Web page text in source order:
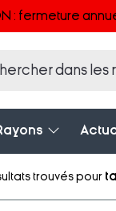
: fermeture
trouvés pour